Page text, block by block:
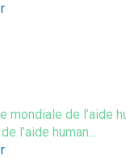
mondiale de l’aide
l’aide human...